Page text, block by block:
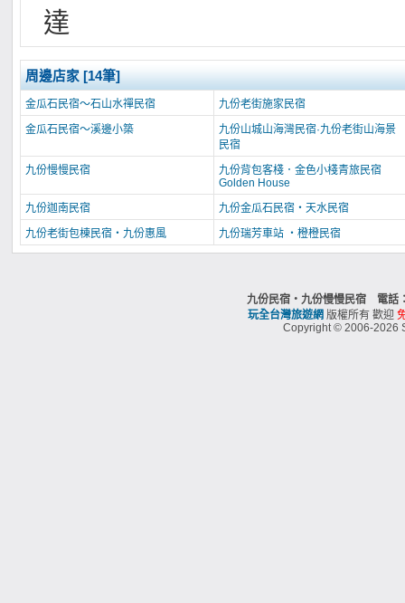
達
周邊店家 [14筆]
金瓜石民宿～石山水禪民宿
九份老街施家民宿
金瓜石民宿～溪邊小築
九份山城山海灣民宿·九份老街山海景
民宿
九份慢慢民宿
九份背包客棧．金色小棧青旅民宿
Golden House
九份迦南民宿
九份金瓜石民宿‧天水民宿
九份老街包棟民宿‧九份惠風
九份瑞芳車站 ・橙橙民宿
九份民宿‧九份慢慢民宿 電話
玩全台灣旅遊網 版權所有 歡迎
Copyright © 2006-2026